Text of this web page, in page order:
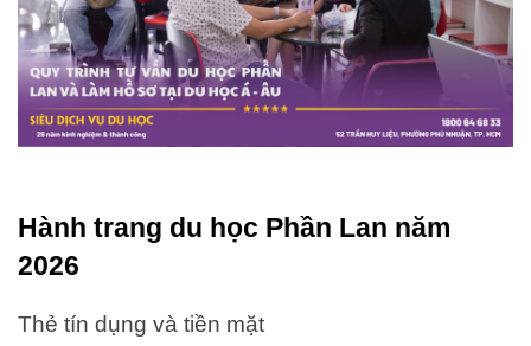
Hành trang du học Phần Lan năm
2026
Thẻ tín dụng và tiền mặt